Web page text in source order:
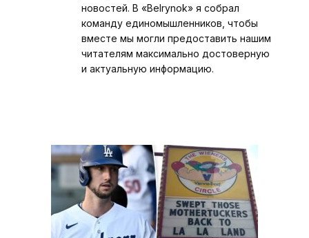
новостей. В «Belrynok» я собрал
команду единомышленников, чтобы
вместе мы могли предоставить нашим
читателям максимально достоверную
и актуальную информацию.